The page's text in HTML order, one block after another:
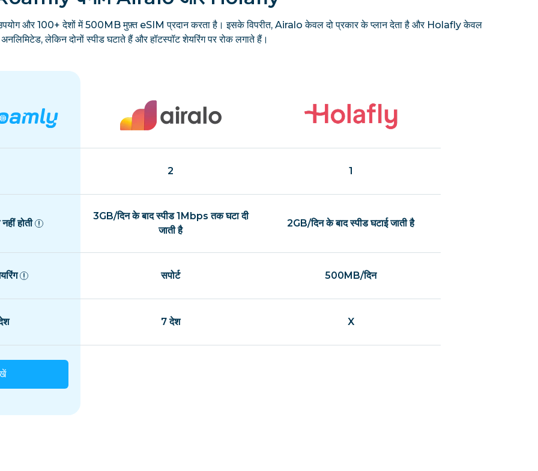
और 100+ देशों में 500MB मुफ़्त eSIM प्रदान करता है। इसके विपरीत, Airalo केवल दो प्रकार के प्लान देता है और Holafly केवल
अनलिमिटेड, लेकिन दोनों स्पीड घटाते हैं और हॉटस्पॉट शेयरिंग पर रोक लगाते हैं।
2 1
होती
3GB/दिन के बाद स्पीड 1Mbps तक घटा दी
जाती है
2GB/दिन के बाद स्पीड घटाई जाती है
सपोर्ट 500MB/दिन
7 देश X